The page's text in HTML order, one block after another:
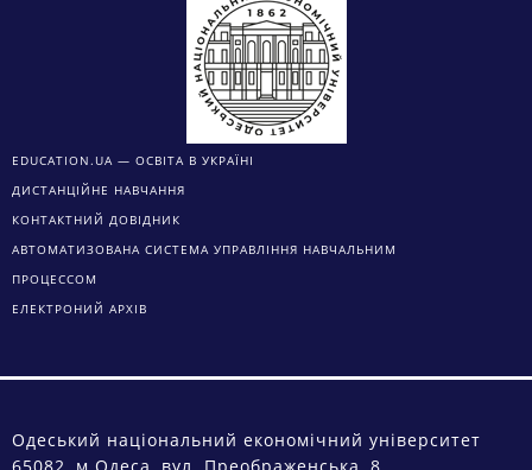
EDUCATION.UA — ОСВІТА В УКРАЇНІ
ДИСТАНЦІЙНЕ НАВЧАННЯ
КОНТАКТНИЙ ДОВІДНИК
АВТОМАТИЗОВАНА СИСТЕМА УПРАВЛІННЯ НАВЧАЛЬНИМ
ПРОЦЕССОМ
ЕЛЕКТРОНИЙ АРХІВ
Одеський національний економічний університет